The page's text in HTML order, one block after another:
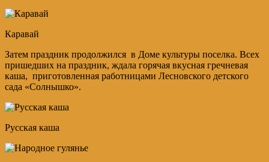
Каравай
Затем праздник продолжился в Доме культуры поселка. Всех
пришедших на праздник, ждала горячая вкусная гречневая
каша, приготовленная работницами Лесновского детского
сада «Солнышко».
Русская каша